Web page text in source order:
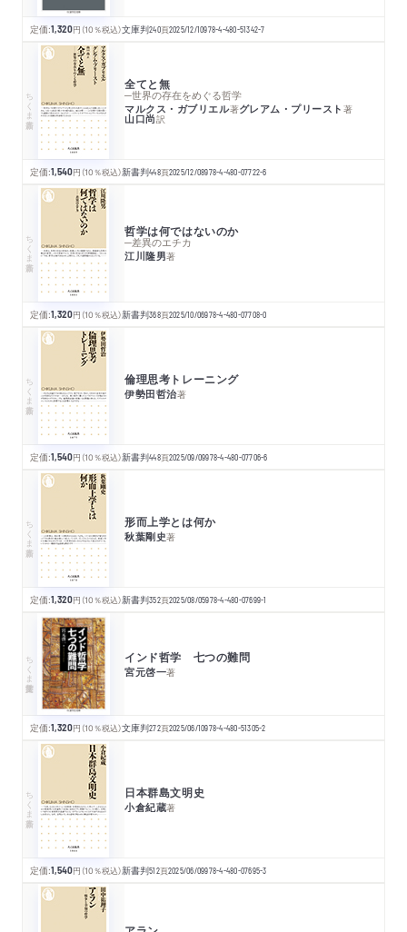
定価:1,320円 （10％税込）文庫判240頁2025/12/10978-4-480-51342-7
ちくま新書
全てと無
─世界の存在をめぐる哲学
マルクス・ガブリエル著グレアム・プリースト 著
山口尚訳
定価:1,540円 （10％税込）新書判448頁2025/12/08978-4-480-07722-6
ちくま新書 哲学は何ではないのか
─差異のエチカ
江川隆男著
定価:1,320円 （10％税込）新書判368頁2025/10/06978-4-480-07708-0
ちくま新書 倫理思考トレーニング
伊勢田哲治著
定価:1,540円 （10％税込）新書判448頁2025/09/09978-4-480-07706-6
ちくま新書 形而上学とは何か
秋葉剛史著
定価:1,320円 （10％税込）新書判352頁2025/08/05978-4-480-07699-1
ちくま学芸文庫 インド哲学 七つの難問
宮元啓一著
定価:1,320円 （10％税込）文庫判272頁2025/06/10978-4-480-51305-2
ちくま新書 日本群島文明史
小倉紀蔵著
定価:1,540円 （10％税込）新書判512頁2025/06/09978-4-480-07695-3